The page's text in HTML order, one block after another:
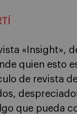
«Insight»,
quien esto
de revista
que pueda